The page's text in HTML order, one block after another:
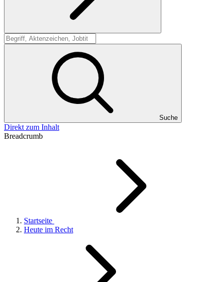
Suche
Suche
Direkt zum Inhalt
Breadcrumb
Startseite
Heute im Recht